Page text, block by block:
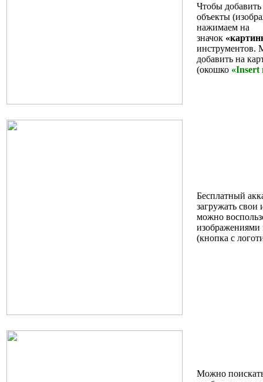
Чтобы
объекты
нажимаем на
значок
инструментов.
добавить на
(окошко «Insert
Бесплатный
загружать свои
можно
изображениями
(кнопка с
Можно